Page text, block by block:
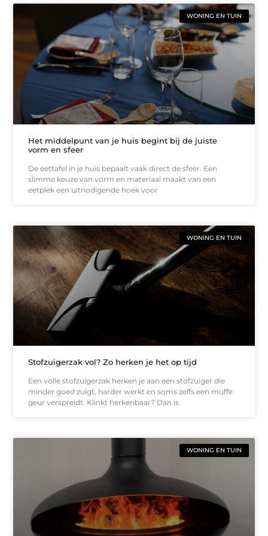
WONING EN TUIN
Het middelpunt van je huis begint bij de juiste
vorm en sfeer
De eettafel in je huis bepaalt vaak direct de sfeer. Een
slimme keuze van vorm en materiaal maakt van een
eetplek een uitnodigende hoek voor
WONING EN TUIN
Stofzuigerzak vol? Zo herken je het op tijd
Een volle stofzuigerzak herken je aan een stofzuiger die
minder goed zuigt, harder werkt en soms zelfs een muffe
geur verspreidt. Klinkt herkenbaar? Dan is
WONING EN TUIN